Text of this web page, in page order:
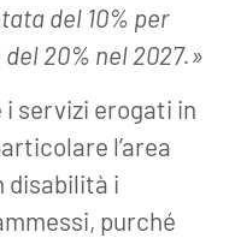
del 10% per
20% nel 2027.»
i servizi erogati in
l’area
disabilità i
purché